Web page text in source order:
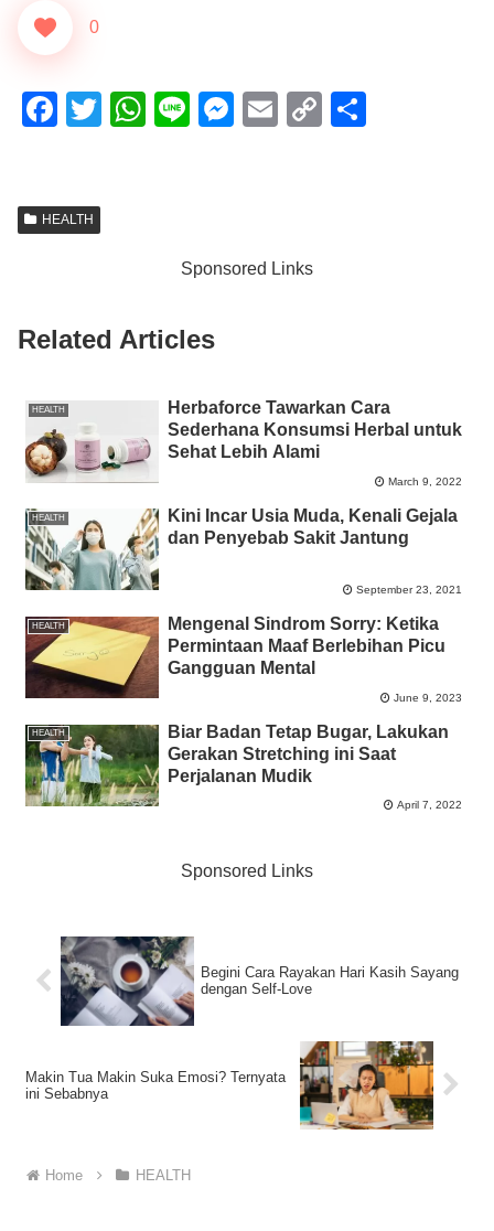
0
F
e
o
k
T
W
p
Li
M
g
E
C
HEALTH
Sponsored Links
Related Articles
HEALTH
Herbaforce Tawarkan Cara
Sederhana Konsumsi Herbal untuk
Sehat Lebih Alami
March 9, 2022
HEALTH
Kini Incar Usia Muda, Kenali Gejala
dan Penyebab Sakit Jantung
September 23, 2021
HEALTH
Mengenal Sindrom Sorry: Ketika
Permintaan Maaf Berlebihan Picu
Gangguan Mental
June 9, 2023
HEALTH
Biar Badan Tetap Bugar, Lakukan
Gerakan Stretching ini Saat
Perjalanan Mudik
April 7, 2022
Sponsored Links
Begini Cara Rayakan Hari Kasih Sayang
dengan Self-Love
Makin Tua Makin Suka Emosi? Ternyata
ini Sebabnya
Home HEALTH